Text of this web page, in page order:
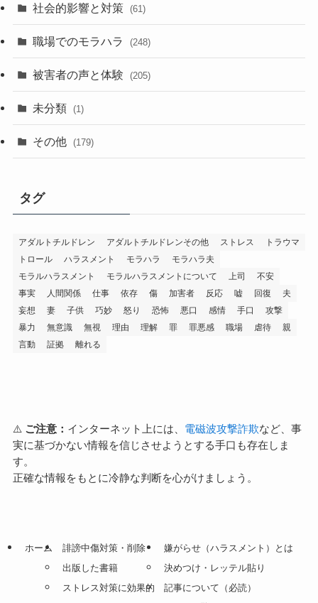
社会的影響と対策 (61)
職場でのモラハラ (248)
被害者の声と体験 (205)
未分類 (1)
その他 (179)
タグ
アダルトチルドレン アダルトチルドレンその他 ストレス
トラウマ
トロール
ハラスメント モラハラ
モラハラ夫
モラルハラスメント
モラルハラスメントについて 上司
不安
事実
人間関係 仕事 依存 傷 加害者 反応 嘘 回復
夫
妄想
妻 子供 巧妙 怒り 恐怖 悪口 感情 手口
攻撃
暴力
無意識 無視 理由 理解 罪 罪悪感 職場 虐待
親
言動
証拠 離れる
⚠️ ご注意： インターネット上には、 電磁波攻撃詐欺など、事
実に基づかない情報を信じさせようとする手口も存在しま
す。
正確な情報をもとに冷静な判断を心がけましょう。
ホーム
誹謗中傷対策・削除
出版した書籍
ストレス対策に効果的
嫌がらせ（ハラスメント）とは
決めつけ・レッテル貼り
記事について（必読）